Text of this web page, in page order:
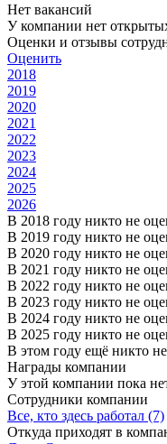
Нет вакансий
У компании нет
Оценки и отзывы
Оценить
2018
2019
2020
2021
2022
2023
2024
2025
2026
В 2018 году никто не
В 2019 году никто не
В 2020 году никто не
В 2021 году никто не
В 2022 году никто не
В 2023 году никто не
В 2024 году никто не
В 2025 году никто не
В этом году ещё никто
Награды компании
У этой компании пока
Сотрудники компании
Все, кто здесь работал (7)
Откуда приходят в